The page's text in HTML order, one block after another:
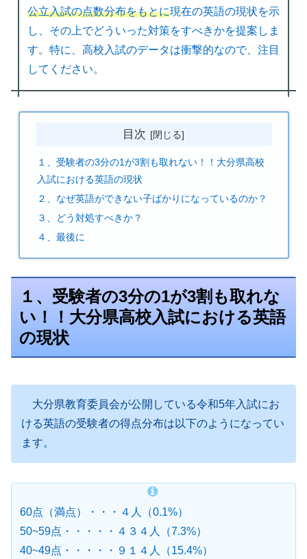
公立入試の点数分布をもとに現在の英語の現状を示
し、その上でどういった対策をすべきかを提案しま
す。特に、高校入試のデータは衝撃的なので、注目
してください。
目次
１、受験者の3分の1が3割も取れない！！大分県高校
入試における英語の現状
２、なぜ英語ができない子ばかりになっているのか？
３、どう対処すべきか？
４、最後に
１、受験者の3分の1が3割も取れな
い！！大分県高校入試における英語
の現状
大分県教育委員会が公開している令和5年入試にお
ける英語の受験者の得点分布は以下のようになってい
ます。
60点（満点）・・・４人（0.1%）
50~59点・・・・・４３４人（7.3%）
40~49点・・・・・９１４人（15.4%）